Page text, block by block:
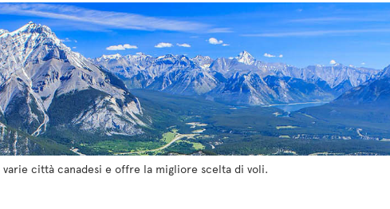
città canadesi e offre la migliore scelta di voli.